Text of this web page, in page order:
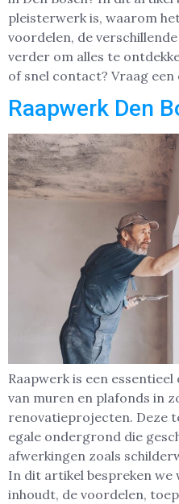
pleisterwerk is, waarom
voordelen, de
verder om alles te
of snel contact? Vraag
Raapwerk Den
Raapwerk is een
van muren en plafonds in
renovatieprojecten. Deze
egale ondergrond die
afwerkingen zoals
In dit artikel bespreken we
inhoudt, de voordelen,